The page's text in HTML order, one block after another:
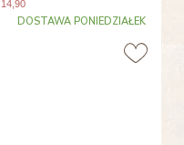
14 ,90
DOSTAWA PONIEDZIAŁEK